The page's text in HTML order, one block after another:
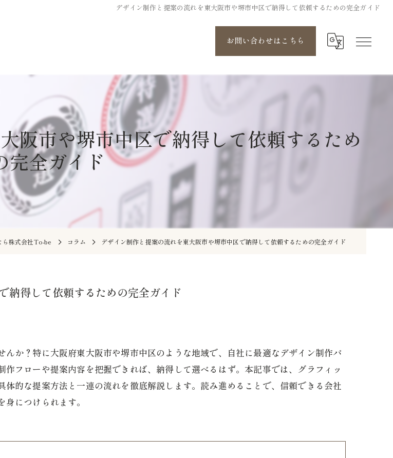
デザイン制作と提案の流れを東大阪市や堺市中区で納得して依頼するための完全ガイド
お問い合わせはこちら
阪市や堺市中区で納得して依頼するため
完全ガイド
ら株式会社To-be コラム デザイン制作と提案の流れを東大阪市や堺市中区で納得して依頼するための完全ガイド
納得して依頼するための完全ガイド
か？特に大阪府東大阪市や堺市中区のような地域で、自社に最適なデザイン制作パ
フローや提案内容を把握できれば、納得して選べるはず。本記事では、グラフィッ
的な提案方法と一連の流れを徹底解説します。読み進めることで、信頼できる会社
につけられます。